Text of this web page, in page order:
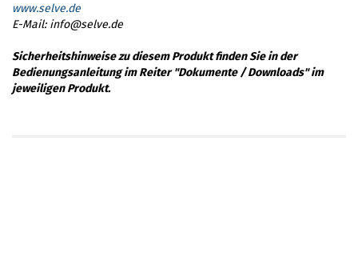
www.selve.de
E-Mail: info@selve.de
Sicherheitshinweise zu diesem Produkt finden Sie in der
Bedienungsanleitung im Reiter "Dokumente / Downloads" im
jeweiligen Produkt.